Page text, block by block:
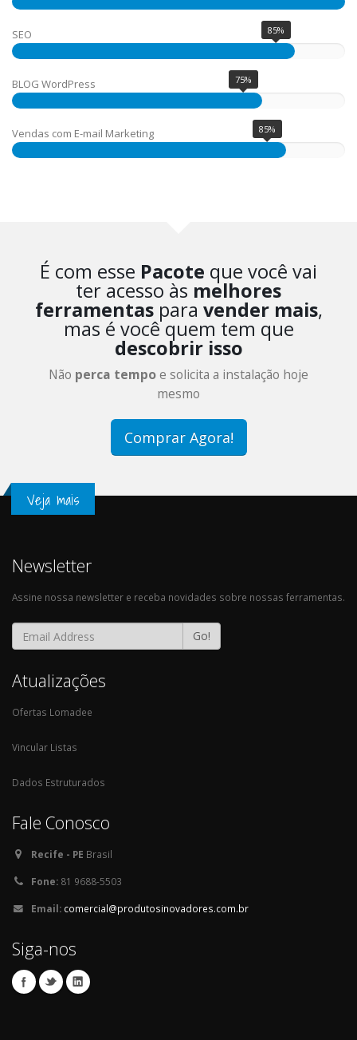
SEO 85%
BLOG WordPress 75%
Vendas com E-mail Marketing 85%
É com esse Pacote que você vai
ter acesso às melhores
ferramentaspara vender mais,
mas é você quem tem que
descobrir isso
Não perca tempoe solicita a instalação hoje
mesmo
Comprar Agora!
Veja mais
Newsletter
Assine nossa newsletter e receba novidades sobre nossas ferramentas.
Go!
Atualizações
Ofertas Lomadee
Vincular Listas
Dados Estruturados
Fale Conosco
Recife - PE Brasil
Fone: 81 9688-5503
Email: comercial@produtosinovadores.com.br
Siga-nos